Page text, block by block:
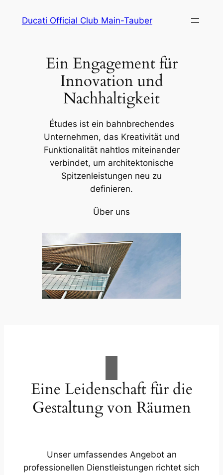
InhaltDucati Official Club Main-Tauber
Ein Engagement für
Innovation und
Nachhaltigkeit
Études ist ein bahnbrechendes
Unternehmen, das Kreativität und
Funktionalität nahtlos miteinander
verbindet, um architektonische
Spitzenleistungen neu zu
definieren.
Über uns
Eine Leidenschaft für die
Gestaltung von Räumen
Unser umfassendes Angebot an
professionellen Dienstleistungen richtet sich